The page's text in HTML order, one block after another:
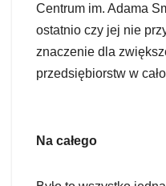
Centrum im. Adama
ostatnio czy jej nie
znaczenie dla
przedsiębiorstw w
Na całego